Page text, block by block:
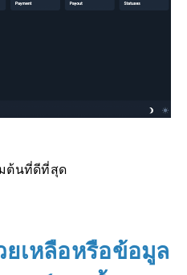
ต้นที่ดีที่สุด
เหลือหรือข้อมูล